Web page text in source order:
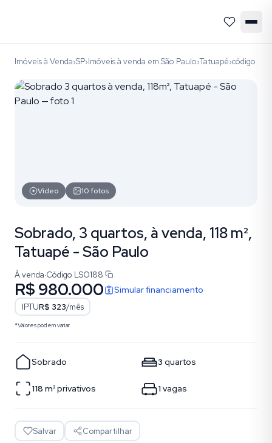
Imóveis à Venda›SP›Imóveis à venda em São Paulo›Tatuapé›código
Vídeo 10fotos
Sobrado, 3 quartos, à venda, 118 m²,
Tatuapé - São Paulo
À venda·Código LSO188
R$ 980.000 Simular financiamento
IPTUR$ 323/mês
*Valores podem variar.
Sobrado 3 quartos
118 m²privativos 1 vagas
Salvar Compartilhar